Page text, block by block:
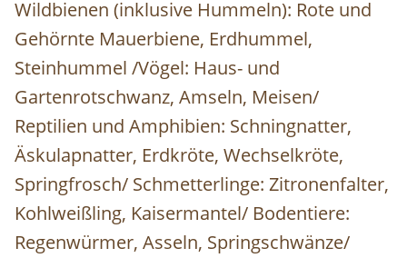
Wildbienen (inklusive Hummeln): Rote und
Gehörnte Mauerbiene, Erdhummel,
Steinhummel /Vögel: Haus- und
Gartenrotschwanz, Amseln, Meisen/
Reptilien und Amphibien: Schningnatter,
Äskulapnatter, Erdkröte, Wechselkröte,
Springfrosch/ Schmetterlinge: Zitronenfalter,
Kohlweißling, Kaisermantel/ Bodentiere:
Regenwürmer, Asseln, Springschwänze/